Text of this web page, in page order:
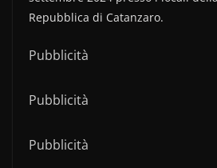
Repubblica di Catanzaro.
Pubblicità
Pubblicità
Pubblicità